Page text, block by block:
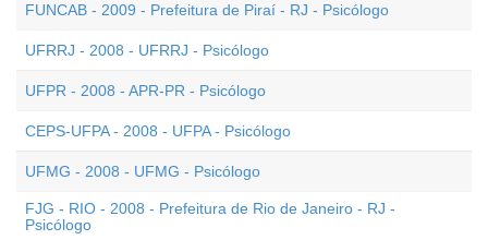
FUNCAB - 2009 - Prefeitura de Piraí - RJ - Psicólogo
UFRRJ - 2008 - UFRRJ - Psicólogo
UFPR - 2008 - APR-PR - Psicólogo
CEPS-UFPA - 2008 - UFPA - Psicólogo
UFMG - 2008 - UFMG - Psicólogo
FJG - RIO - 2008 - Prefeitura de Rio de Janeiro - RJ -
Psicólogo